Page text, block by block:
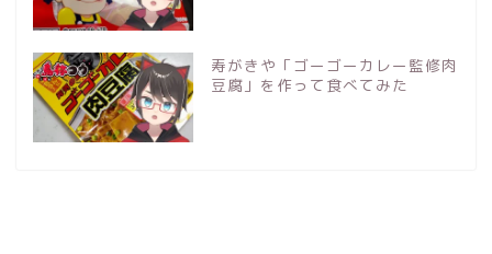
寿がきや「ゴーゴーカレー監修肉
豆腐」を作って食べてみた